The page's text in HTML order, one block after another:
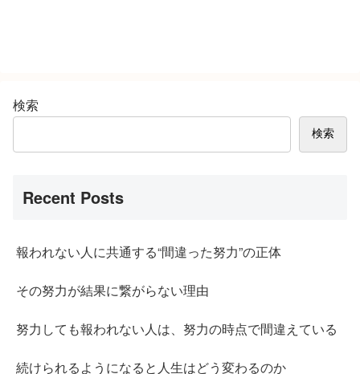
検索
検索
Recent Posts
報われない人に共通する“間違った努力”の正体
その努力が結果に繋がらない理由
努力しても報われない人は、努力の時点で間違えている
続けられるようになると人生はどう変わるのか